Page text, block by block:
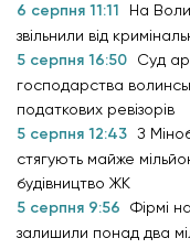
6 серпня 11:11
На
звільнили від
5 серпня 16:50
Суд
господарства
податкових ревізорів
5 серпня 12:43 З
стягують майже
будівництво ЖК
5 серпня 9:56
Фірмі
залишили понад два